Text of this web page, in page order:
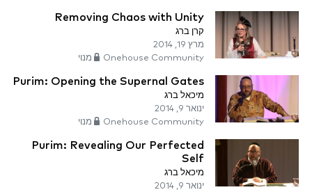
Removing Chaos with Unity
קרן ברג
מרץ 19, 2014
Onehouse Community מנוי
Purim: Opening the Supernal Gates
מיכאל ברג
ינואר 9, 2014
Onehouse Community מנוי
Purim: Revealing Our Perfected
Self
מיכאל ברג
ינואר 9, 2014